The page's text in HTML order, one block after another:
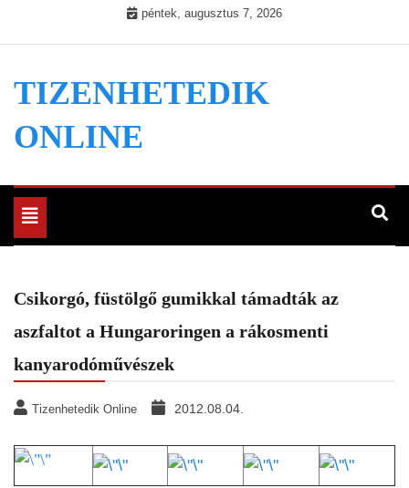
péntek, augusztus 7, 2026
TIZENHETEDIK
ONLINE
Toggle
navigation
Csikorgó, füstölgő gumikkal támadták az
aszfaltot a Hungaroringen a rákosmenti
kanyarodóművészek
Tizenhetedik Online 2012.08.04.